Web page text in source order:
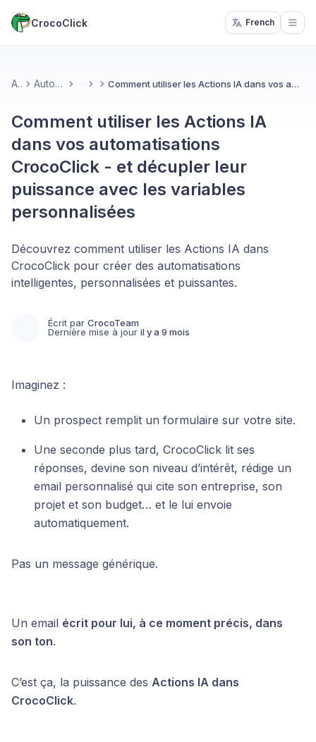
CrocoClick French
Accueil Automatisations & IA More Comment utiliser les Actions IA dans vos automatisations CrocoClick - et décupler leur puissance avec les variables personnalisées
Comment utiliser les Actions IA
dans vos automatisations
CrocoClick - et décupler leur
puissance avec les variables
personnalisées
Découvrez comment utiliser les Actions IA dans
CrocoClick pour créer des automatisations
intelligentes, personnalisées et puissantes.
Écrit par CrocoTeam
Dernière mise à jour il y a 9 mois
Imaginez :
Un prospect remplit un formulaire sur votre site.
Une seconde plus tard, CrocoClick lit ses
réponses, devine son niveau d’intérêt, rédige un
email personnalisé qui cite son entreprise, son
projet et son budget… et le lui envoie
automatiquement.
Pas un message générique.
Un email écrit pour lui, à ce moment précis, dans
son ton.
C’est ça, la puissance des Actions IA dans
CrocoClick.